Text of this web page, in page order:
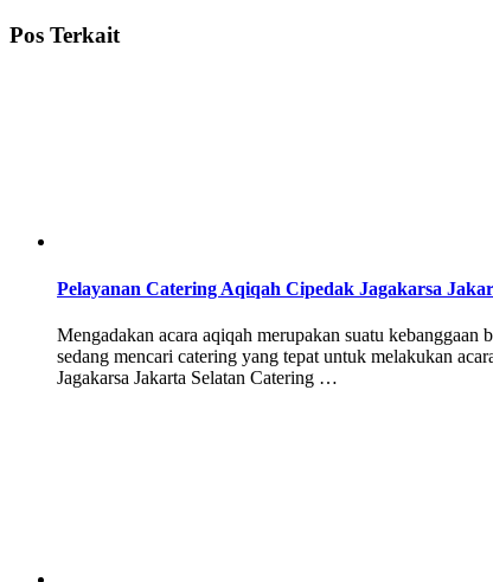
Pos Terkait
Pelayanan Catering Aqiqah Cipedak Jagakarsa
Mengadakan acara aqiqah merupakan suatu
sedang mencari catering yang tepat untuk melakukan
Jagakarsa Jakarta Selatan Catering …